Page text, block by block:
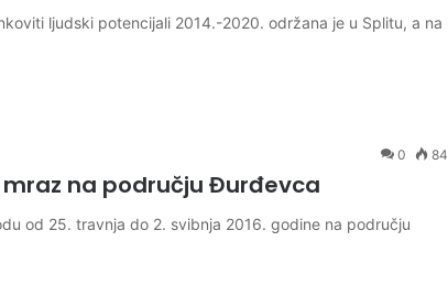
ljudski potencijali 2014.-2020. održana je u Splitu, a na
0 84
na području Đurđevca
od 25. travnja do 2. svibnja 2016. godine na području